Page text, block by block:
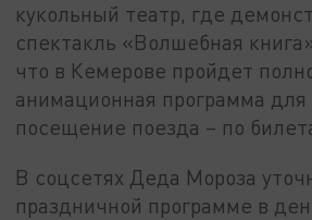
кукольный театр, где
спектакль «Волшебная
что в Кемерове пройдет
анимационная программа
посещение поезда – по
В соцсетях Деда Мороза
праздничной программе в